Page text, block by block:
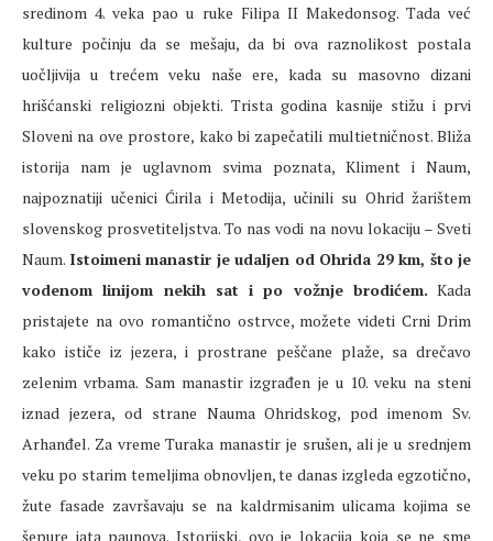
sredinom 4. veka pao u ruke Filipa II Makedonsog. Tada već
kulture počinju da se mešaju, da bi ova raznolikost postala
uočljivija u trećem veku naše ere, kada su masovno dizani
hrišćanski religiozni objekti. Trista godina kasnije stižu i prvi
Sloveni na ove prostore, kako bi zapečatili multietničnost. Bliža
istorija nam je uglavnom svima poznata, Kliment i Naum,
najpoznatiji učenici Ćirila i Metodija, učinili su Ohrid žarištem
slovenskog prosvetiteljstva. To nas vodi na novu lokaciju – Sveti
Naum. Istoimeni manastir je udaljen od Ohrida 29 km, što je
vodenom linijom nekih sat i po vožnje brodićem. Kada
pristajete na ovo romantično ostrvce, možete videti Crni Drim
kako ističe iz jezera, i prostrane peščane plaže, sa drečavo
zelenim vrbama. Sam manastir izgrađen je u 10. veku na steni
iznad jezera, od strane Nauma Ohridskog, pod imenom Sv.
Arhanđel. Za vreme Turaka manastir je srušen, ali je u srednjem
veku po starim temeljima obnovljen, te danas izgleda egzotično,
žute fasade završavaju se na kaldrmisanim ulicama kojima se
šepure jata paunova. Istorijski, ovo je lokacija koja se ne sme